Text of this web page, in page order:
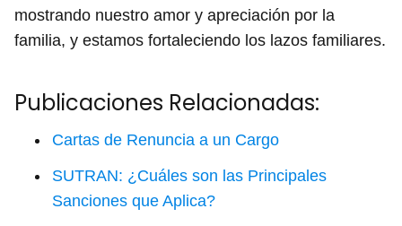
mostrando nuestro amor y apreciación por la
familia, y estamos fortaleciendo los lazos familiares.
Publicaciones Relacionadas:
Cartas de Renuncia a un Cargo
SUTRAN: ¿Cuáles son las Principales
Sanciones que Aplica?